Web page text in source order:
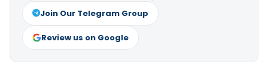
Join Our Telegram Group
Review us on Google